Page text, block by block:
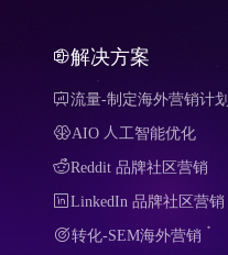
解决方案
流量-制定海外营销计划
AIO 人工智能优化
Reddit 品牌社区营销
LinkedIn 品牌社区营销
转化-SEM海外营销